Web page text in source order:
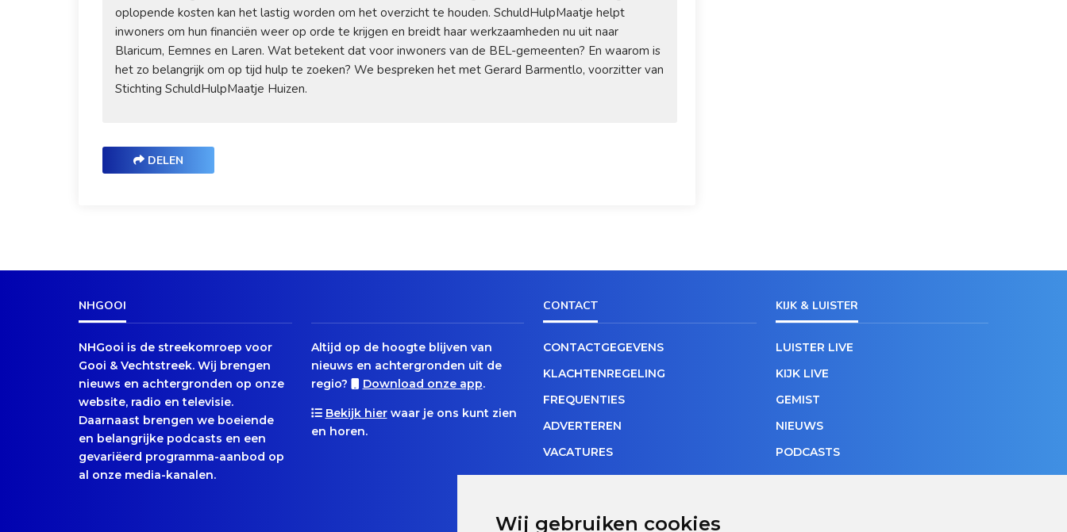
Wij gebruiken cookies
or
decrease
volume.
oplopende kosten kan het lastig worden om het overzicht te houden. SchuldHulpMaatje helpt
inwoners om hun financiën weer op orde te krijgen en breidt haar werkzaamheden nu uit naar
Blaricum, Eemnes en Laren. Wat betekent dat voor inwoners van de BEL-gemeenten? En waarom is
het zo belangrijk om op tijd hulp te zoeken? We bespreken het met Gerard Barmentlo, voorzitter van
Stichting SchuldHulpMaatje Huizen.
DELEN
NHGOOI
NHGooi is de streekomroep voor
Gooi & Vechtstreek. Wij brengen
nieuws en achtergronden op onze
website, radio en televisie.
Daarnaast brengen we boeiende
en belangrijke podcasts en een
gevariëerd programma-aanbod op
al onze media-kanalen.
Altijd op de hoogte blijven van
nieuws en achtergronden uit de
regio?
Download onze app.
Bekijk hierwaar je ons kunt zien
en horen.
CONTACT
CONTACTGEGEVENS
KLACHTENREGELING
FREQUENTIES
ADVERTEREN
VACATURES
KIJK & LUISTER
LUISTER LIVE
KIJK LIVE
GEMIST
NIEUWS
PODCASTS